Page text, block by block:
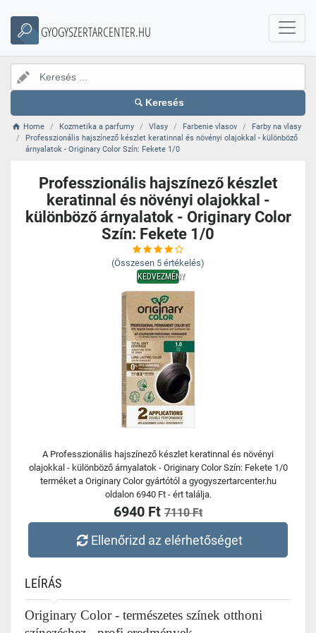
GYOGYSZERTARCENTER.HU
Keresés
Home Kozmetika a parfumy Vlasy Farbenie vlasov
Farby na vlasy
Professzionális hajszínező készlet keratinnal és növényi olajokkal - különböző
árnyalatok - Originary Color Szín: Fekete 1/0
Professzionális hajszínező készlet
keratinnal és növényi olajokkal -
különböző árnyalatok - Originary Color
Szín: Fekete 1/0
(Összesen 5 értékelés)
KEDVEZMÉNY
A Professzionális hajszínező készlet keratinnal és növényi
olajokkal - különböző árnyalatok - Originary Color Szín: Fekete 1/0
terméket a Originary Color gyártótól a gyogyszertarcenter.hu
oldalon 6940 Ft - ért találja.
6940 Ft 7110 Ft
Ellenőrizd az elérhetőséget
LEÍRÁS
Originary Color - természetes színek otthoni